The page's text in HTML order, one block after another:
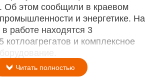
Об этом сообщили в краевом
и энергетике. На
работе находятся 3
котлоагрегатов и комплексное
Читать полностью